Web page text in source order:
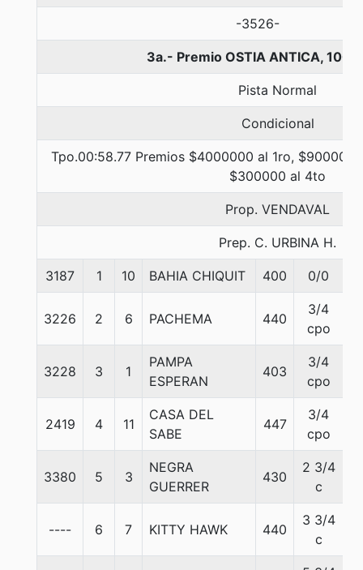
-3526-
3a.- Premio OSTIA ANTICA,
Pista Normal
Condicional
Tpo.00:58.77 Premios $4000000 al 1ro,
$300000 al 4to
Prop. VENDAVAL
Prep. C. URBINA H.
3187 1 10 BAHIA CHIQUIT 400 0/0
3226 2 6 PACHEMA 440
3/4
cpo
3228 3 1
PAMPA
ESPERAN
403
3/4
cpo
2419 4 11
CASA DEL
SABE
447
3/4
cpo
3380 5 3
NEGRA
GUERRER
430
2 3/4
c
---- 6 7 KITTY HAWK 440
3 3/4
c